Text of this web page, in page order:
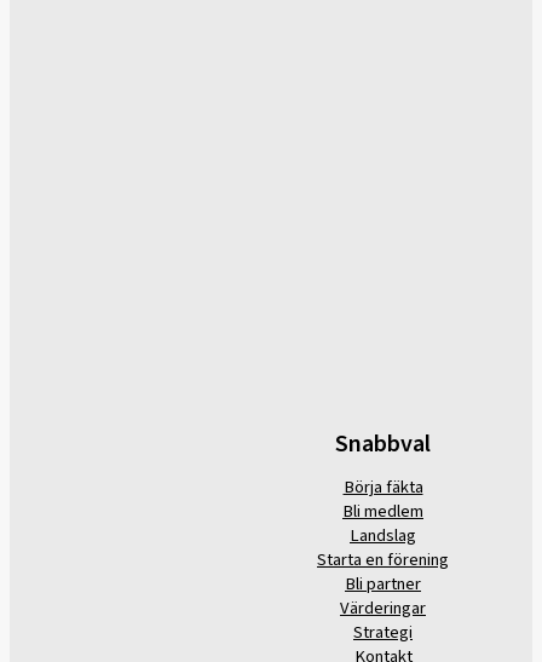
Snabbval
Börja fäkta
Bli medlem
Landslag
Starta en förening
Bli partner
Värderingar
Strategi